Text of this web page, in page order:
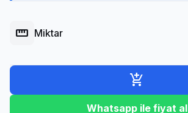
straighten Miktar
add_shopping_cart
Whatsapp ile fiyat al